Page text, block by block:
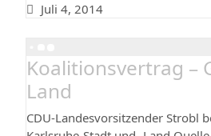
Juli 4, 2014
Koalitionsvertrag –
Land
CDU-Landesvorsitzender Strobl